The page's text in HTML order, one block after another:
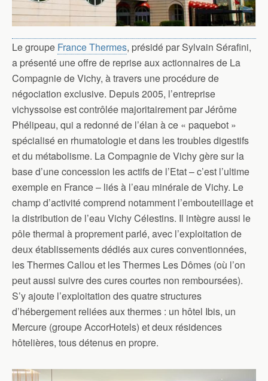
Le groupe France Thermes, présidé par Sylvain Sérafini,
a présenté une offre de reprise aux actionnaires de La
Compagnie de Vichy, à travers une procédure de
négociation exclusive. Depuis 2005, l’entreprise
vichyssoise est contrôlée majoritairement par Jérôme
Phélipeau, qui a redonné de l’élan à ce « paquebot »
spécialisé en rhumatologie et dans les troubles digestifs
et du métabolisme. La Compagnie de Vichy gère sur la
base d’une concession les actifs de l’Etat – c’est l’ultime
exemple en France – liés à l’eau minérale de Vichy. Le
champ d’activité comprend notamment l’embouteillage et
la distribution de l’eau Vichy Célestins. Il intègre aussi le
pôle thermal à proprement parlé, avec l’exploitation de
deux établissements dédiés aux cures conventionnées,
les Thermes Callou et les Thermes Les Dômes (où l’on
peut aussi suivre des cures courtes non remboursées).
S’y ajoute l’exploitation des quatre structures
d’hébergement reliées aux thermes : un hôtel Ibis, un
Mercure (groupe AccorHotels) et deux résidences
hôtelières, tous détenus en propre.